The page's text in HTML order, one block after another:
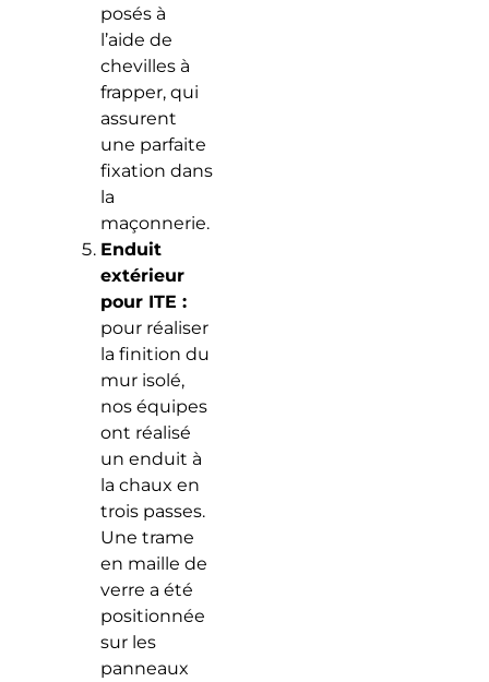
posés à
l’aide de
chevilles à
frapper, qui
assurent
une parfaite
fixation dans
la
maçonnerie.
Enduit
extérieur
pour ITE :
pour réaliser
la finition du
mur isolé,
nos équipes
ont réalisé
un enduit à
la chaux en
trois passes.
Une trame
en maille de
verre a été
positionnée
sur les
panneaux